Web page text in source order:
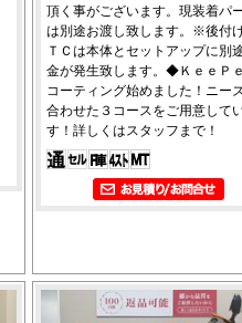
頂く事がございます。現装着パ
は別途お渡し致します。※後付
ＴＣは本体とセットアップに別
金が発生致します。◆ＫｅｅＰ
コーティング始めました！ニー
合わせた３コースをご用意して
す！詳しくはスタッフまで！